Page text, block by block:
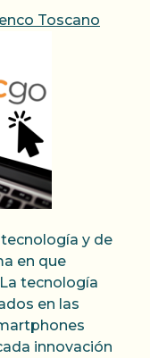
Toscano
y de
en que
tecnología
en las
innovación